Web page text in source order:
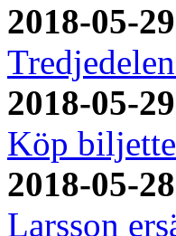
2018-05-
2018-05-
Köp
2018-05-
Larsson